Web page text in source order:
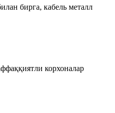
бирга, кабель металл
корхоналар